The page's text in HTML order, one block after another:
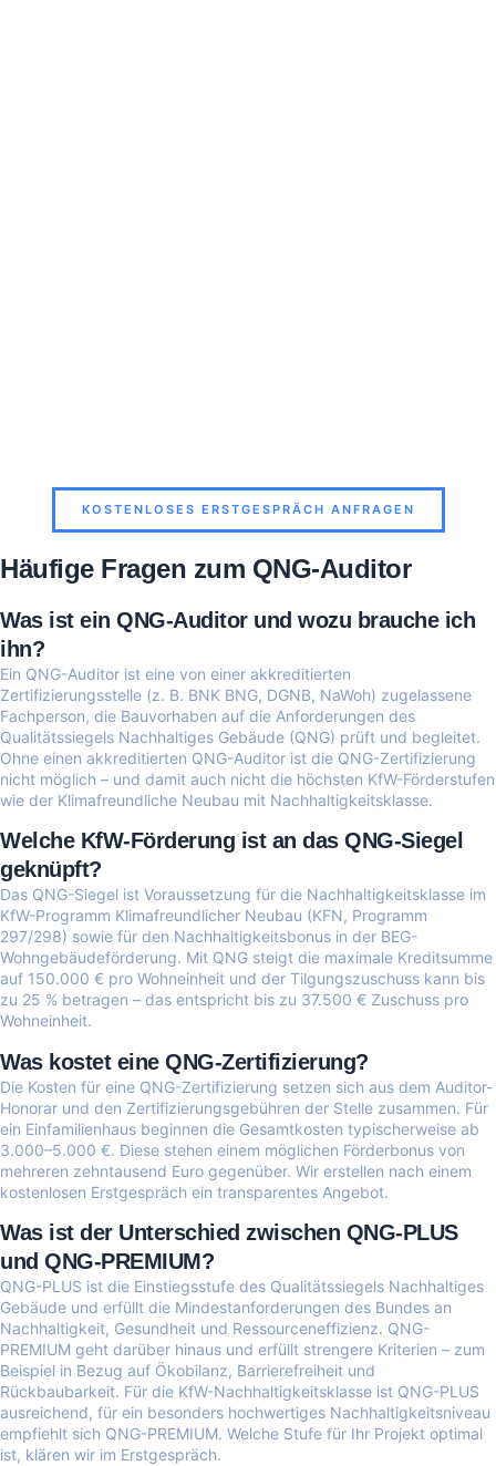
KOSTENLOSES ERSTGESPRÄCH ANFRAGEN
Häufige Fragen zum QNG-Auditor
Was ist ein QNG-Auditor und wozu brauche ich
ihn?
Ein QNG-Auditor ist eine von einer akkreditierten
Zertifizierungsstelle (z. B. BNK BNG, DGNB, NaWoh) zugelassene
Fachperson, die Bauvorhaben auf die Anforderungen des
Qualitätssiegels Nachhaltiges Gebäude (QNG) prüft und begleitet.
Ohne einen akkreditierten QNG-Auditor ist die QNG-Zertifizierung
nicht möglich – und damit auch nicht die höchsten KfW-Förderstufen
wie der Klimafreundliche Neubau mit Nachhaltigkeitsklasse.
Welche KfW-Förderung ist an das QNG-Siegel
geknüpft?
Das QNG-Siegel ist Voraussetzung für die Nachhaltigkeitsklasse im
KfW-Programm Klimafreundlicher Neubau (KFN, Programm
297/298) sowie für den Nachhaltigkeitsbonus in der BEG-
Wohngebäudeförderung. Mit QNG steigt die maximale Kreditsumme
auf 150.000 € pro Wohneinheit und der Tilgungszuschuss kann bis
zu 25 % betragen – das entspricht bis zu 37.500 € Zuschuss pro
Wohneinheit.
Was kostet eine QNG-Zertifizierung?
Die Kosten für eine QNG-Zertifizierung setzen sich aus dem Auditor-
Honorar und den Zertifizierungsgebühren der Stelle zusammen. Für
ein Einfamilienhaus beginnen die Gesamtkosten typischerweise ab
3.000–5.000 €. Diese stehen einem möglichen Förderbonus von
mehreren zehntausend Euro gegenüber. Wir erstellen nach einem
kostenlosen Erstgespräch ein transparentes Angebot.
Was ist der Unterschied zwischen QNG-PLUS
und QNG-PREMIUM?
QNG-PLUS ist die Einstiegsstufe des Qualitätssiegels Nachhaltiges
Gebäude und erfüllt die Mindestanforderungen des Bundes an
Nachhaltigkeit, Gesundheit und Ressourceneffizienz. QNG-
PREMIUM geht darüber hinaus und erfüllt strengere Kriterien – zum
Beispiel in Bezug auf Ökobilanz, Barrierefreiheit und
Rückbaubarkeit. Für die KfW-Nachhaltigkeitsklasse ist QNG-PLUS
ausreichend, für ein besonders hochwertiges Nachhaltigkeitsniveau
empfiehlt sich QNG-PREMIUM. Welche Stufe für Ihr Projekt optimal
ist, klären wir im Erstgespräch.